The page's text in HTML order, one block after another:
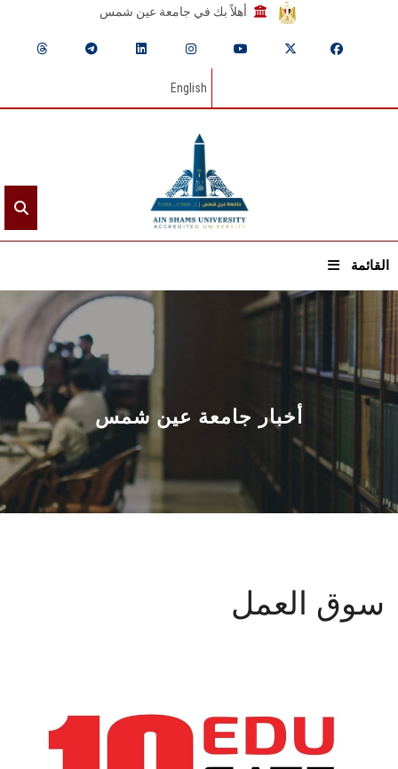
أهلاً بك في جامعة عين شمس
English
القائمة
الرئيسيـة
عن الجامعة
القطاعـات
الشئون الأكاديمية
البحث العلمي
تواصل معنا
أخبار جامعة عين شمس
سوق العمل